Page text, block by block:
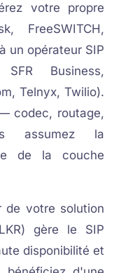
votre propre
FreeSWITCH,
un opérateur SIP
Business,
Telnyx, Twilio).
codec, routage,
assumez la
de la couche
votre solution
gère le SIP
disponibilité et